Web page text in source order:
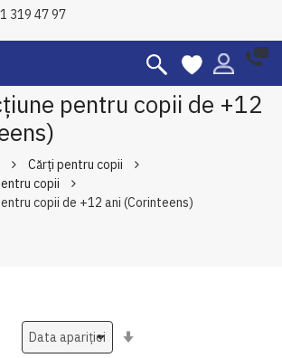
319 47 97
pentru copii de +12
Cărți pentru copii
copii
copii de +12 ani (Corinteens)